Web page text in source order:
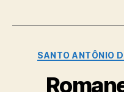
SANTO ANTÔNIO